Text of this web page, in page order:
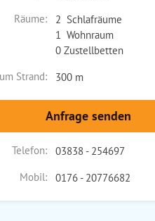
Räume:
2 Schlafräume
1 Wohnraum
0 Zustellbetten
Strand:
300 m
Anfrage senden
Telefon:
03838 - 254697
Mobil:
0176 - 20776682